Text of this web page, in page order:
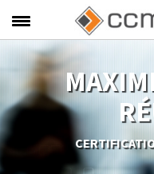
À PROPOS
SERVICES
NOUS JOINDRE
POLITIQUE DE